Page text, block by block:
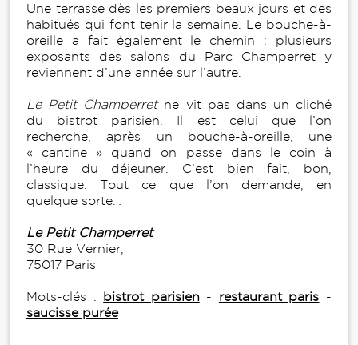
Une terrasse dès les premiers beaux jours et des
habitués qui font tenir la semaine. Le bouche-à-
oreille a fait également le chemin : plusieurs
exposants des salons du Parc Champerret y
reviennent d’une année sur l’autre.
Le Petit Champerret ne vit pas dans un cliché
du bistrot parisien. Il est celui que l’on
recherche, après un bouche-à-oreille, une
« cantine » quand on passe dans le coin à
l’heure du déjeuner. C’est bien fait, bon,
classique. Tout ce que l’on demande, en
quelque sorte…
Le Petit Champerret
30 Rue Vernier,
75017 Paris
Mots-clés : bistrot parisien- restaurant paris -
saucisse purée